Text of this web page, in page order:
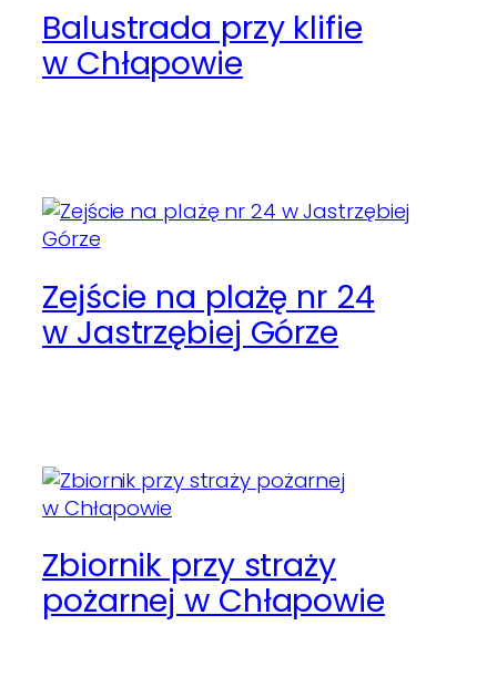
Balustrada przy klifie
w Chłapowie
Zejście na plażę nr 24
w Jastrzębiej Górze
Zbiornik przy straży
pożarnej w Chłapowie